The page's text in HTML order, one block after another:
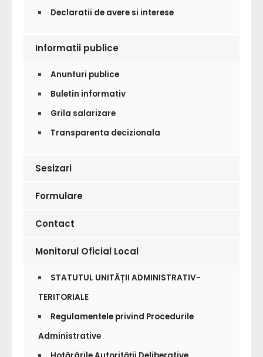
Declaratii de avere si interese
Informatii publice
Anunturi publice
Buletin informativ
Grila salarizare
Transparenta decizionala
Sesizari
Formulare
Contact
Monitorul Oficial Local
STATUTUL UNITĂȚII ADMINISTRATIV-
TERITORIALE
Regulamentele privind Procedurile
Administrative